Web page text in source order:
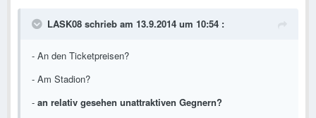
LASK08 schrieb am 13.9.2014 um 10:54 :
- An den Ticketpreisen?
- Am Stadion?
- an relativ gesehen unattraktiven Gegnern?